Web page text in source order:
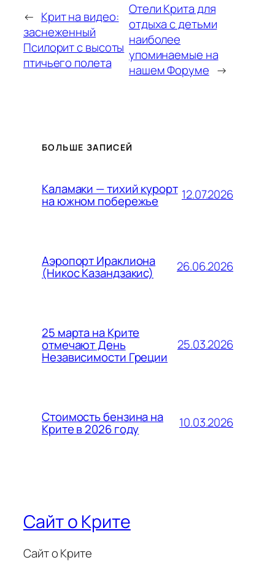
← Крит на видео:
заснеженный
Псилорит с высоты
птичьего полета
Отели Крита для
отдыха с детьми
наиболее
упоминаемые на
нашем Форуме →
БОЛЬШЕ ЗАПИСЕЙ
Каламаки — тихий курорт
на южном побережье 12.07.2026
Аэропорт Ираклиона
(Никос Казандзакис) 26.06.2026
25 марта на Крите
отмечают День
Независимости Греции
25.03.2026
Стоимость бензина на
Крите в 2026 году 10.03.2026
Сайт о Крите
Сайт о Крите